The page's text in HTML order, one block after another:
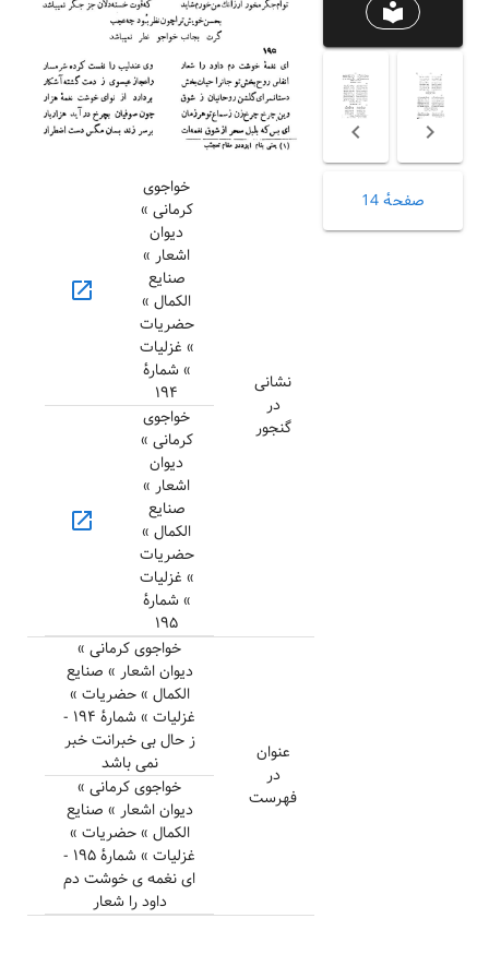
local_library
صفحهٔ 14
نشانی
در
گنجور
خواجوی
کرمانی »
دیوان
اشعار »
صنایع
الکمال »
حضریات
» غزلیات
» شمارهٔ
۱۹۴
open_in_new
خواجوی
کرمانی »
دیوان
اشعار »
صنایع
الکمال »
حضریات
» غزلیات
» شمارهٔ
۱۹۵
open_in_new
عنوان
در
فهرست
خواجوی کرمانی »
دیوان اشعار » صنایع
الکمال » حضریات »
غزلیات » شمارهٔ ۱۹۴ -
ز حال بی خبرانت خبر
نمی باشد
خواجوی کرمانی »
دیوان اشعار » صنایع
الکمال » حضریات »
غزلیات » شمارهٔ ۱۹۵ -
ای نغمه ی خوشت دم
داود را شعار